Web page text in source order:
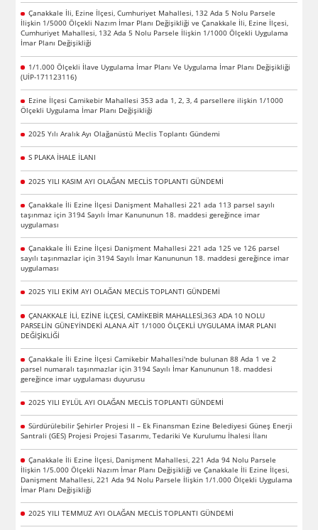
Çanakkale İli, Ezine İlçesi, Cumhuriyet Mahallesi, 132 Ada 5 Nolu Parsele
İlişkin 1/5000 Ölçekli Nazım İmar Planı Değişikliği ve Çanakkale İli, Ezine İlçesi,
Cumhuriyet Mahallesi, 132 Ada 5 Nolu Parsele İlişkin 1/1000 Ölçekli Uygulama
İmar Planı Değişikliği
1/1.000 Ölçekli İlave Uygulama İmar Planı Ve Uygulama İmar Planı Değişikliği
(UİP-171123116)
Ezine İlçesi Camikebir Mahallesi 353 ada 1, 2, 3, 4 parsellere ilişkin 1/1000
Ölçekli Uygulama İmar Planı Değişikliği
2025 Yılı Aralık Ayı Olağanüstü Meclis Toplantı Gündemi
S PLAKA İHALE İLANI
2025 YILI KASIM AYI OLAĞAN MECLİS TOPLANTI GÜNDEMİ
Çanakkale İli Ezine İlçesi Danişment Mahallesi 221 ada 113 parsel sayılı
taşınmaz için 3194 Sayılı İmar Kanununun 18. maddesi gereğince imar
uygulaması
Çanakkale İli Ezine İlçesi Danişment Mahallesi 221 ada 125 ve 126 parsel
sayılı taşınmazlar için 3194 Sayılı İmar Kanununun 18. maddesi gereğince imar
uygulaması
2025 YILI EKİM AYI OLAĞAN MECLİS TOPLANTI GÜNDEMİ
ÇANAKKALE İLİ, EZİNE İLÇESİ, CAMİKEBİR MAHALLESİ,363 ADA 10 NOLU
PARSELİN GÜNEYİNDEKİ ALANA AİT 1/1000 ÖLÇEKLİ UYGULAMA İMAR PLANI
DEĞİŞİKLİĞİ
Çanakkale İli Ezine İlçesi Camikebir Mahallesi'nde bulunan 88 Ada 1 ve 2
parsel numaralı taşınmazlar için 3194 Sayılı İmar Kanununun 18. maddesi
gereğince imar uygulaması duyurusu
2025 YILI EYLÜL AYI OLAĞAN MECLİS TOPLANTI GÜNDEMİ
Sürdürülebilir Şehirler Projesi II – Ek Finansman Ezine Belediyesi Güneş Enerji
Santrali (GES) Projesi Projesi Tasarımı, Tedariki Ve Kurulumu İhalesi İlanı
Çanakkale İli Ezine İlçesi, Danişment Mahallesi, 221 Ada 94 Nolu Parsele
İlişkin 1/5.000 Ölçekli Nazım İmar Planı Değişikliği ve Çanakkale İli Ezine İlçesi,
Danişment Mahallesi, 221 Ada 94 Nolu Parsele İlişkin 1/1.000 Ölçekli Uygulama
İmar Planı Değişikliği
2025 YILI TEMMUZ AYI OLAĞAN MECLİS TOPLANTI GÜNDEMİ